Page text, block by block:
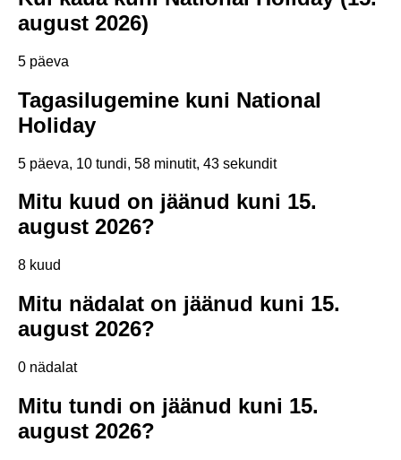
august 2026)
5 päeva
Tagasilugemine kuni National
Holiday
5 päeva, 10 tundi, 58 minutit, 43 sekundit
Mitu kuud on jäänud kuni 15.
august 2026?
8 kuud
Mitu nädalat on jäänud kuni 15.
august 2026?
0 nädalat
Mitu tundi on jäänud kuni 15.
august 2026?